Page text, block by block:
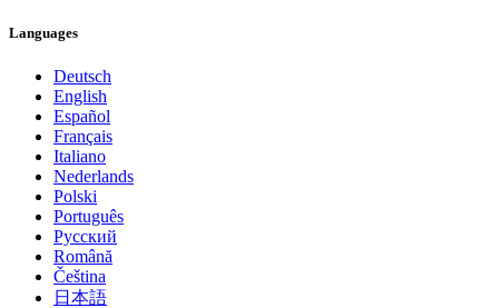
Languages
Deutsch
English
Español
Français
Italiano
Nederlands
Polski
Português
Pусский
Română
Čeština
日本語